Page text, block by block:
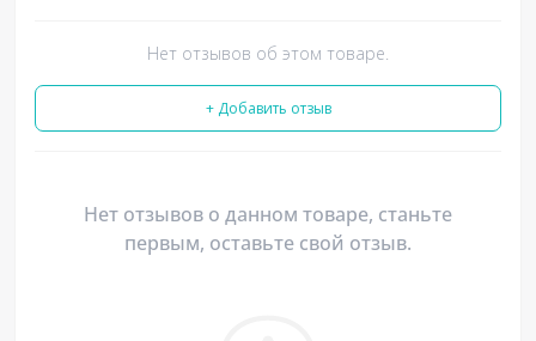
Нет отзывов об этом товаре.
+ Добавить отзыв
Нет отзывов о данном товаре, станьте
первым, оставьте свой отзыв.